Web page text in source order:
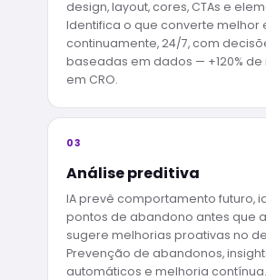
design, layout, cores, CTAs e
Identifica o que converte melhor
continuamente, 24/7, com
baseadas em dados — +120%
em CRO.
03
Análise preditiva
IA prevê comportamento futuro,
pontos de abandono antes que
sugere melhorias proativas no
Prevenção de abandonos,
automáticos e melhoria contínua.